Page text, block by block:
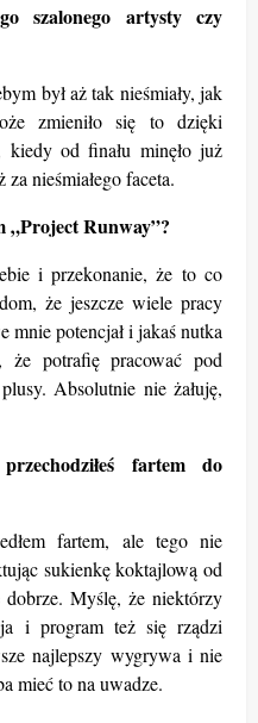
szalonego artysty czy
był aż tak nieśmiały, jak
zmieniło się to dzięki
kiedy od finału minęło już
za nieśmiałego faceta.
„Project Runway”?
i przekonanie, że to co
że jeszcze wiele pracy
mnie potencjał i jakaś nutka
że potrafię pracować pod
Absolutnie nie żałuję,
fartem do
fartem, ale tego nie
sukienkę koktajlową od
dobrze. Myślę, że niektórzy
i program też się rządzi
najlepszy wygrywa i nie
mieć to na uwadze.